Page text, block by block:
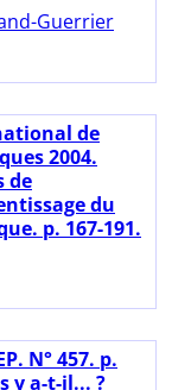
Guerrier
de
2004.
de
du
p. 167-191.
N° 457. p.
y a-t-il... ?